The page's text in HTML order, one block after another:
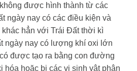
được hình thành từ các
ngày nay có các điều kiện và
khác hẳn với Trái Đất thời kì
ngày nay có lượng khí oxi lớn
được tạo ra bằng con đường
hóa hoặc bị các vi sinh vật phân